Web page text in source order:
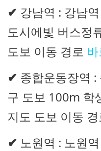
✔ 강남역 : 강남
도시에빛 버스정
도보 이동 경로
✔ 종합운동장역
구 도보 100m 학
지도 도보 이동
✔ 노원역 : 노원